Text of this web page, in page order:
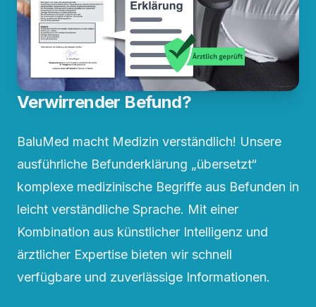
Verwirrender Befund?
BaluMed macht Medizin verständlich! Unsere
ausführliche Befunderklärung „übersetzt“
komplexe medizinische Begriffe aus Befunden in
leicht verständliche Sprache. Mit einer
Kombination aus künstlicher Intelligenz und
ärztlicher Expertise bieten wir schnell
verfügbare und zuverlässige Informationen.